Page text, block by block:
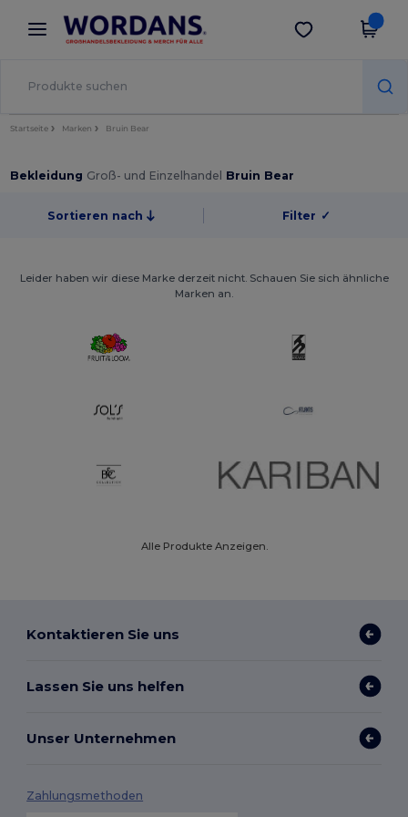
× Wordans App
Bessere Preise in der App!
App holen
Startseite Marken Bruin Bear
Bekleidung Groß- und Einzelhandel Bruin Bear
Sortieren nach Filter ✓
Leider haben wir diese Marke derzeit nicht. Schauen Sie sich ähnliche
Marken an.
Alle Produkte Anzeigen.
Kontaktieren Sie uns
Lassen Sie uns helfen
Unser Unternehmen
Zahlungsmethoden